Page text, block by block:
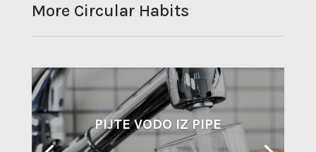
More Circular Habits
PIJTE VODO IZ PIPE